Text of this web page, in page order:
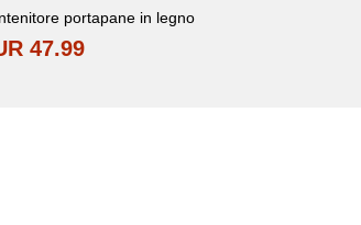
portapane in legno
47.99